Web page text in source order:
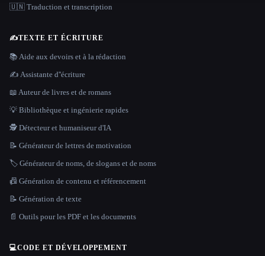
🇺🇳 Traduction et transcription
✍️TEXTE ET ÉCRITURE
📚 Aide aux devoirs et à la rédaction
✍️ Assistante d''écriture
📖 Auteur de livres et de romans
💡 Bibliothèque et ingénierie rapides
🕵️ Détecteur et humaniseur d'IA
📝 Générateur de lettres de motivation
🏷️ Générateur de noms, de slogans et de noms
📠 Génération de contenu et référencement
📝 Génération de texte
📄 Outils pour les PDF et les documents
💻CODE ET DÉVELOPPEMENT